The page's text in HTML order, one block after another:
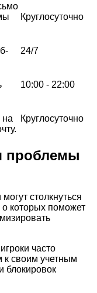
Круглосуточно
24/7
10:00 - 22:00
на
Круглосуточно
проблемы
столкнуться
которых поможет
игроки часто
к своим учетным
блокировок